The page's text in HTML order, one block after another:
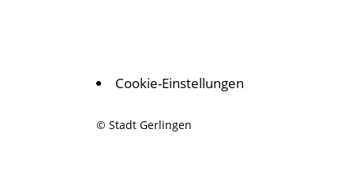
Cookie-Einstellungen
© Stadt Gerlingen